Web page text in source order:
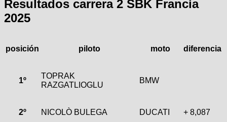
Resultados carrera 2 SBK Francia
2025
posición piloto moto diferencia
1º
TOPRAK
RAZGATLIOGLU
BMW
2º NICOLÒ BULEGA DUCATI + 8,087